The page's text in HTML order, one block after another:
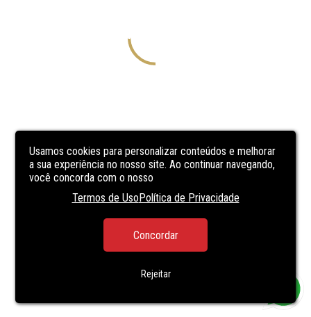
Usamos cookies para personalizar conteúdos e melhorar
a sua experiência no nosso site. Ao continuar navegando,
você concorda com o nosso
Termos de UsoPolítica de Privacidade
Concordar
Rejeitar